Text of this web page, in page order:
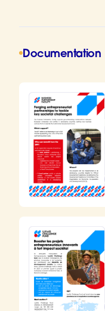
Documentation